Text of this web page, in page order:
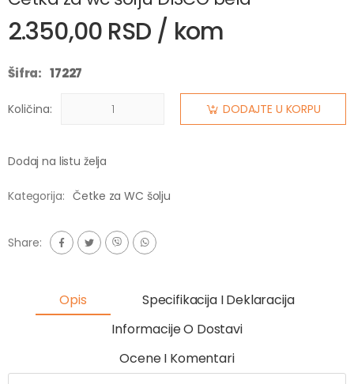
2.350,00 RSD / kom
Šifra: 17227
Količina: DODAJTE U KORPU
Dodaj na listu želja
Kategorija: Četke za WC šolju
Share:
Opis
Specifikacija I Deklaracija
Informacije O Dostavi
Ocene I Komentari